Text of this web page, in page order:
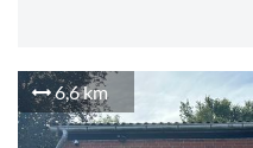
6,6 km